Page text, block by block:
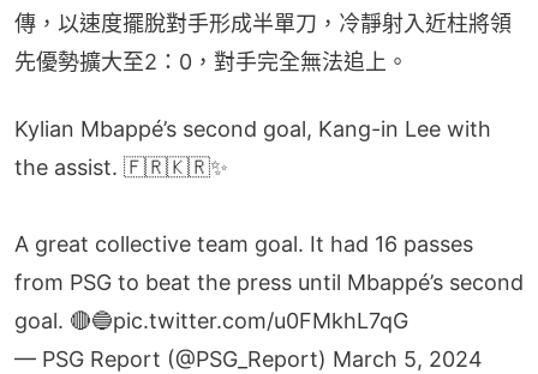
傳，以速度擺脫對手形成半單刀，冷靜射入近柱將領
先優勢擴大至2：0，對手完全無法追上。
Kylian Mbappé’s second goal, Kang-in Lee with
the assist. 🇫🇷🇰🇷✨
A great collective team goal. It had 16 passes
from PSG to beat the press until Mbappé’s second
goal. 🔴🔵pic.twitter.com/u0FMkhL7qG
— PSG Report (@PSG_Report) March 5, 2024